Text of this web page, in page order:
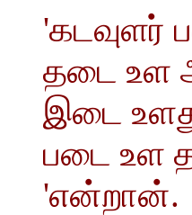
'கடவுளர்
தடை உள
இடை
படை உள